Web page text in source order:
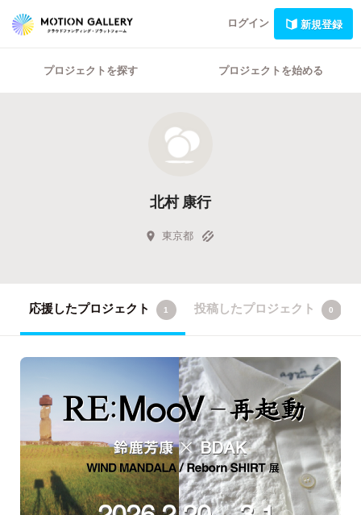
ログイン 新規登録
プロジェクトを探す プロジェクトを始める
北村 康行
東京都
応援したプロジェクト 1 投稿したプロジェクト 0